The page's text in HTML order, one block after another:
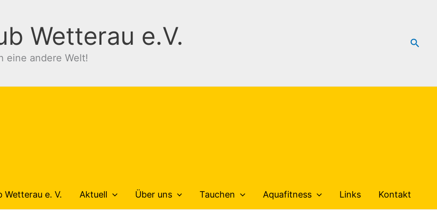
Wetterau e.V.
eine andere Welt!
Wetterau e. V. Aktuell Über uns Tauchen Aquafitness Links Kontakt